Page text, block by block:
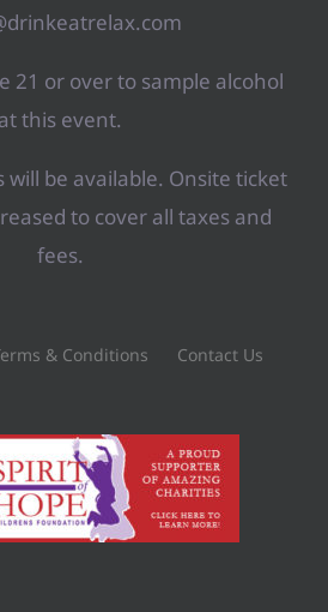
21 or over to sample alcohol
at this event.
will be available. Onsite ticket
to cover all taxes and
fees.
& Conditions Contact Us